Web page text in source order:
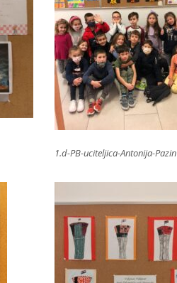
1.d-PB-uciteljica-Antonija-Pazin